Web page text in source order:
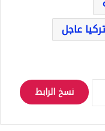
تركيا عاجل
نسخ الرابط